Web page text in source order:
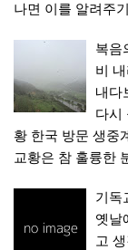
나면 이를 알려주
복음
비
내다
다시
황 한국 방문 생중
교황은 참 훌륭한
기독
옛날
고